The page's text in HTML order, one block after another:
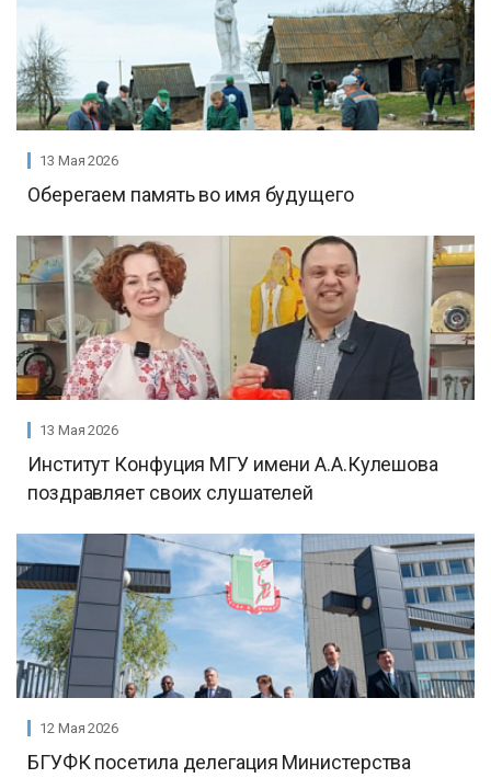
13 Мая 2026
Оберегаем память во имя будущего
13 Мая 2026
Институт Конфуция МГУ имени А.А.Кулешова
поздравляет своих слушателей
12 Мая 2026
БГУФК посетила делегация Министерства